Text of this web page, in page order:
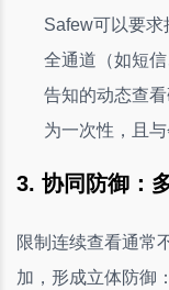
Safew可以要
全通道（如短信
告知的动态查
为一次性，且与
3. 协同防御：
限制连续查看通常
加，形成立体防御：